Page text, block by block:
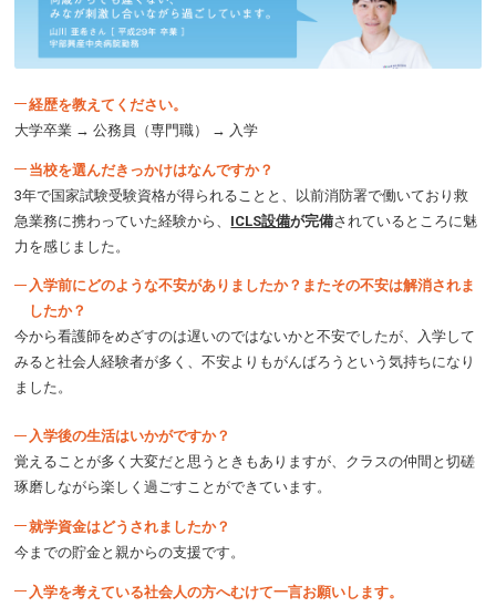
経歴を教えてください。
大学卒業 → 公務員（専門職） → 入学
当校を選んだきっかけはなんですか？
3年で国家試験受験資格が得られることと、以前消防署で働いており救
急業務に携わっていた経験から、 ICLS設備が完備されているところに魅
力を感じました。
入学前にどのような不安がありましたか？またその不安は解消されま
したか？
今から看護師をめざすのは遅いのではないかと不安でしたが、入学して
みると社会人経験者が多く、不安よりもがんばろうという気持ちになり
ました。
入学後の生活はいかがですか？
覚えることが多く大変だと思うときもありますが、クラスの仲間と切磋
琢磨しながら楽しく過ごすことができています。
就学資金はどうされましたか？
今までの貯金と親からの支援です。
入学を考えている社会人の方へむけて一言お願いします。